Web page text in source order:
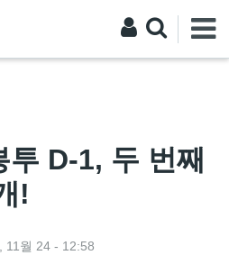
D-1, 두 번째
!
11월 24 - 12:58